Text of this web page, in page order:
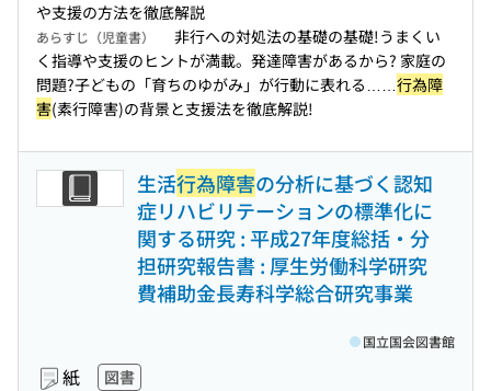
や支援の方法を徹底解説
あらすじ（児童書）
非行への対処法の基礎の基礎!うまくい
く指導や支援のヒントが満載。発達障害があるから? 家庭の
問題?子どもの「育ちのゆがみ」が行動に表れる……行為障
害(素行障害)の背景と支援法を徹底解説!
生活行為障害の分析に基づく認知
症リハビリテーションの標準化に
関する研究 : 平成27年度総括・分
担研究報告書 : 厚生労働科学研究
費補助金長寿科学総合研究事業
紙 図書
国立国会図書館